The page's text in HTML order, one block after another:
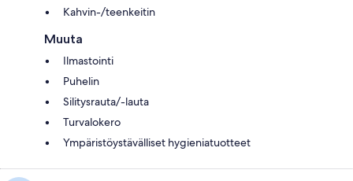
Kahvin-/teenkeitin
Muuta
Ilmastointi
Puhelin
Silitysrauta/-lauta
Turvalokero
Ympäristöystävälliset hygieniatuotteet